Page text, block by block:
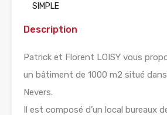
SIMPLE
Description
Patrick et Florent LOISY vous
un bâtiment de 1000 m2 situé
Nevers.
Il est composé d’un local bureaux